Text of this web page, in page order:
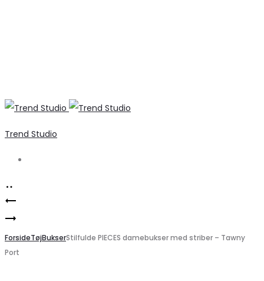
Trend Studio
Product
navigation
med
glitrende
Marta
du
Chateau
ForsideTøjBukserStilfulde PIECES damebukser med striber – Tawny
Port